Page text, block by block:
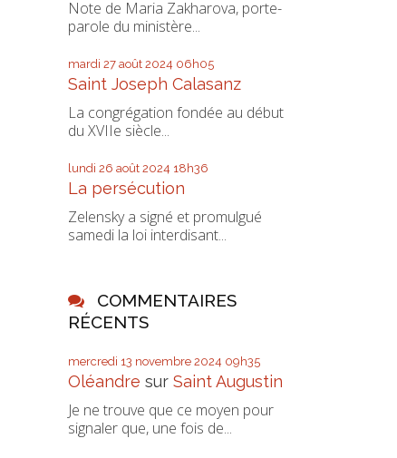
Note de Maria Zakharova, porte-
parole du ministère...
mardi 27 août 2024 06h05
Saint Joseph Calasanz
La congrégation fondée au début
du XVIIe siècle...
lundi 26 août 2024 18h36
La persécution
Zelensky a signé et promulgué
samedi la loi interdisant...
COMMENTAIRES
RÉCENTS
mercredi 13 novembre 2024 09h35
Oléandre sur Saint Augustin
Je ne trouve que ce moyen pour
signaler que, une fois de...